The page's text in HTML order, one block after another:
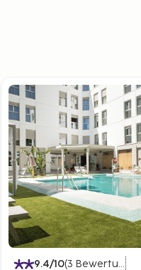
9.4/10(3 Bewertungen